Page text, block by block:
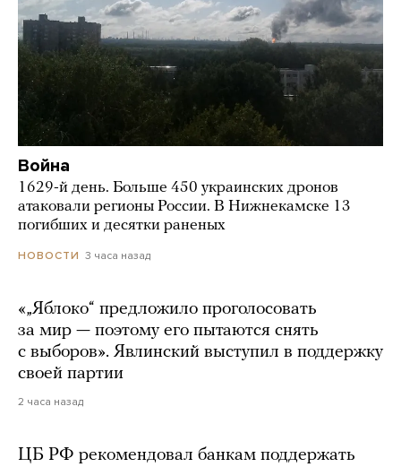
Война
1629-й день. Больше 450 украинских дронов
атаковали регионы России. В Нижнекамске 13
погибших и десятки раненых
НОВОСТИ 3 часа назад
«„Яблоко“ предложило проголосовать
за мир — поэтому его пытаются снять
с выборов». Явлинский выступил в поддержку
своей партии
2 часа назад
ЦБ РФ рекомендовал банкам поддержать